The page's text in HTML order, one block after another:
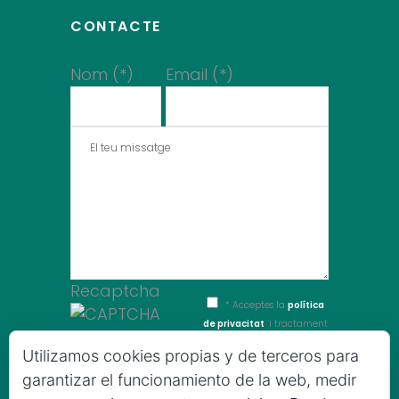
CONTACTE
Nom (*) Email (*)
Recaptcha
Change
Image
* Acceptes la política
de privacitat i tractament
Utilizamos cookies propias y de terceros para
garantizar el funcionamiento de la web, medir